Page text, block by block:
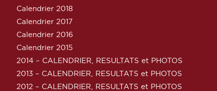
Calendrier 2018
Calendrier 2017
Calendrier 2016
Calendrier 2015
2014 – CALENDRIER, RESULTATS et PHOTOS
2013 – CALENDRIER, RESULTATS et PHOTOS
2012 – CALENDRIER, RESULTATS et PHOTOS